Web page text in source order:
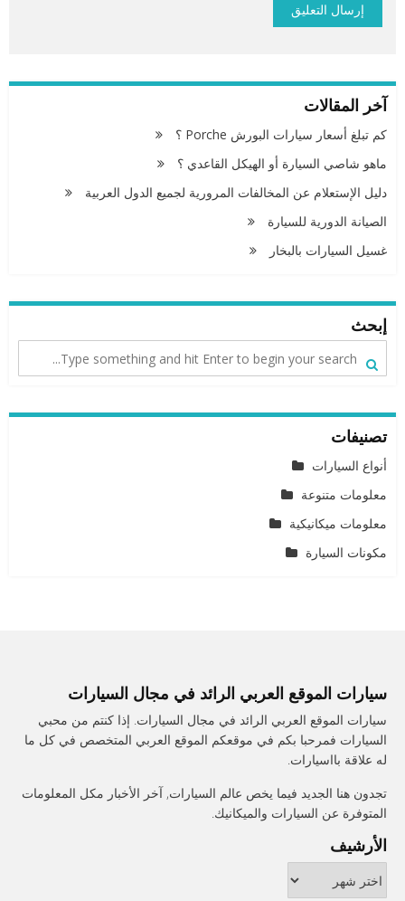
آخر المقالات
كم تبلغ أسعار سيارات البورش Porche ؟
ماهو شاصي السيارة أو الهيكل القاعدي ؟
دليل الإستعلام عن المخالفات المرورية لجميع الدول العربية
الصيانة الدورية للسيارة
غسيل السيارات بالبخار
إبحث
تصنيفات
أنواع السيارات
معلومات متنوعة
معلومات ميكانيكية
مكونات السيارة
سيارات الموقع العربي الرائد في مجال السيارات
سيارات الموقع العربي الرائد في مجال السيارات. إذا كنتم من محبي
السيارات فمرحبا بكم في موقعكم الموقع العربي المتخصص في كل ما
له علاقة بااسيارات.
تجدون هنا الجديد فيما يخص عالم السيارات, آخر الأخبار مكل المعلومات
المتوفرة عن السيارات والميكانيك.
الأرشيف